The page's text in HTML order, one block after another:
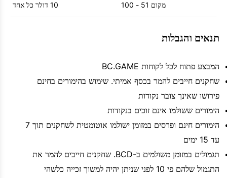
מקום 51 - 100 10 דולר כל אחד
תנאים והגבלות
המבצע פתוח לכל לקוחות BC.GAME
שחקנים חייבים להמר בכסף אמיתי. שימוש בהימורים בחינם
פירושו שאינך צובר נקודות
הימורים ששולמו אינם זוכים בנקודות
הימורים חינם ופרסים במזומן ישולמו אוטומטית לשחקנים תוך 7
עד 15 ימים
תגמולים במזומן משולמים ב-BCD. שחקנים חייבים להמר את
התגמול שלהם פי 10 לפני שניתן יהיה למשוך זכייה כלשהי